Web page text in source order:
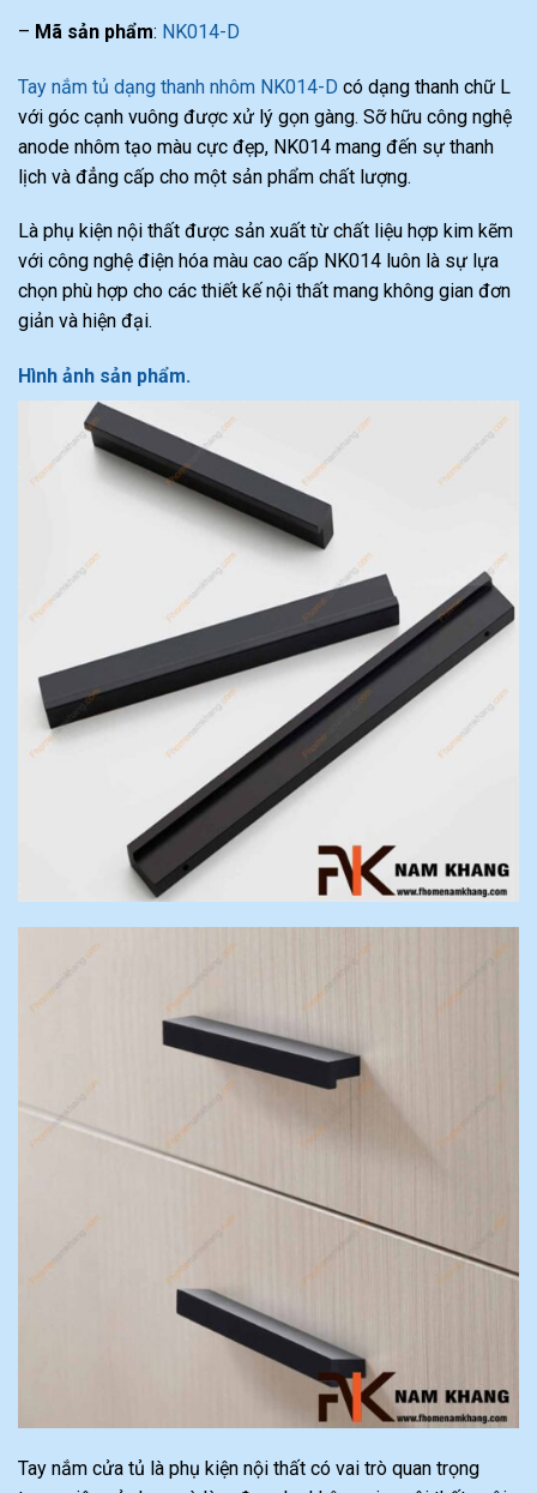
– Mã sản phẩm: NK014-D
Tay nắm tủ dạng thanh nhôm NK014-D có dạng thanh chữ L
với góc cạnh vuông được xử lý gọn gàng. Sỡ hữu công nghệ
anode nhôm tạo màu cực đẹp, NK014 mang đến sự thanh
lịch và đẳng cấp cho một sản phẩm chất lượng.
Là phụ kiện nội thất được sản xuất từ chất liệu hợp kim kẽm
với công nghệ điện hóa màu cao cấp NK014 luôn là sự lựa
chọn phù hợp cho các thiết kế nội thất mang không gian đơn
giản và hiện đại.
Hình ảnh sản phẩm.
Tay nắm cửa tủ là phụ kiện nội thất có vai trò quan trọng